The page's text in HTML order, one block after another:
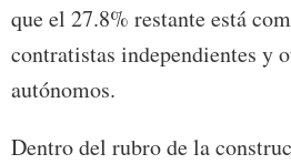
que el 27.8% restante está
contratistas independientes y
autónomos.
Dentro del rubro de la